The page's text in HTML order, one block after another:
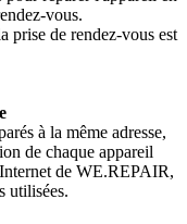
vous.
prise de rendez-vous est
à la même adresse,
de chaque appareil
de WE.REPAIR,
utilisées.